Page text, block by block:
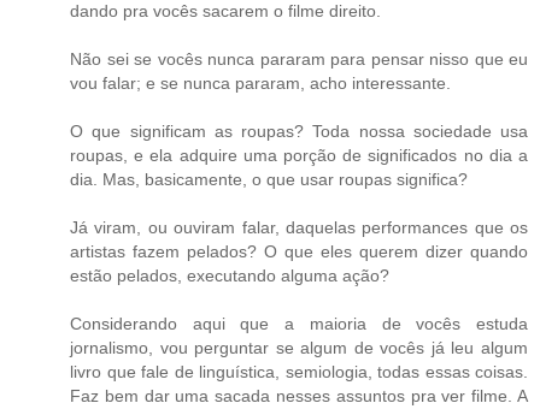
dando pra vocês sacarem o filme direito.
Não sei se vocês nunca pararam para pensar nisso que eu
vou falar; e se nunca pararam, acho interessante.
O que significam as roupas? Toda nossa sociedade usa
roupas, e ela adquire uma porção de significados no dia a
dia. Mas, basicamente, o que usar roupas significa?
Já viram, ou ouviram falar, daquelas performances que os
artistas fazem pelados? O que eles querem dizer quando
estão pelados, executando alguma ação?
Considerando aqui que a maioria de vocês estuda
jornalismo, vou perguntar se algum de vocês já leu algum
livro que fale de linguística, semiologia, todas essas coisas.
Faz bem dar uma sacada nesses assuntos pra ver filme. A